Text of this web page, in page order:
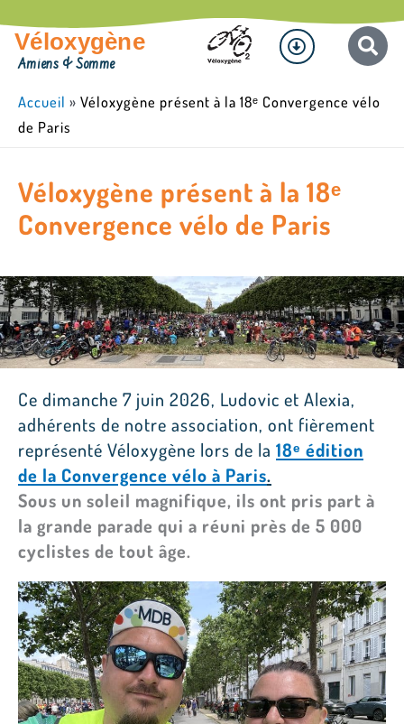
au
contenu
Véloxygène
Amiens & Somme
Menu
Accueil » Véloxygène présent à la 18ᵉ Convergence vélo
de Paris
Véloxygène présent à la 18ᵉ
Convergence vélo de Paris
Ce dimanche 7 juin 2026, Ludovic et Alexia,
adhérents de notre association, ont fièrement
représenté Véloxygène lors de la 18ᵉ édition
de la Convergence vélo à Paris.
Sous un soleil magnifique, ils ont pris part à
la grande parade qui a réuni près de 5 000
cyclistes de tout âge.